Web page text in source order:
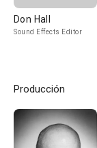
Don Hall
Sound Effects Editor
Producción